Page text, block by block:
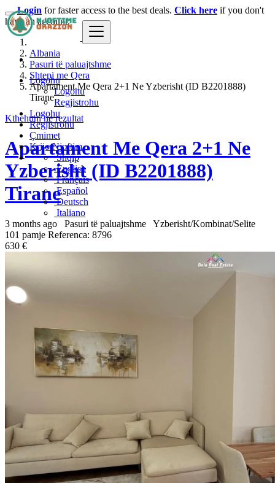
Logohu
Logohu
Regjistrohu
Logohu
Regjistrohu
Çmimet
Krijo Njoftim
Shqip
English
Français
Español
Deutsch
Italiano
Login for faster access to the best deals. Click here if you don't
have an account.
Albania
Pasuri të paluajtshme
Shtepi me Qera
Apartament Me Qera 2+1 Ne Yzberisht (ID B2201888)
Tirane
Kthehuni ne rezultat
Apartament Me Qera 2+1 Ne
Yzberisht (ID B2201888)
Tirane
3 months ago Pasuri të paluajtshme
Yzberisht/Kombinat/Selite
101 pamje Referenca: 8796
630 €